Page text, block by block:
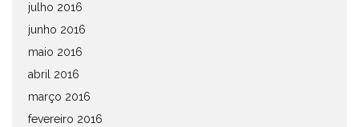
julho 2016
junho 2016
maio 2016
abril 2016
março 2016
fevereiro 2016